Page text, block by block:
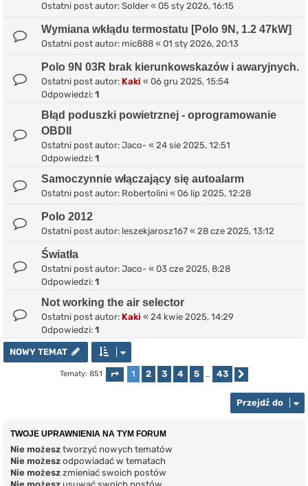
Ostatni post autor: Solder « 05 sty 2026, 16:15
Wymiana wkłądu termostatu [Polo 9N, 1.2 47kW]
Ostatni post autor: mic888 « 01 sty 2026, 20:13
Polo 9N 03R brak kierunkowskazów i awaryjnych.
Ostatni post autor: Kaki « 06 gru 2025, 15:54
Odpowiedzi: 1
Błąd poduszki powietrznej - oprogramowanie
OBDII
Ostatni post autor: Jaco- « 24 sie 2025, 12:51
Odpowiedzi: 1
Samoczynnie włączający się autoalarm
Ostatni post autor: Robertolini « 06 lip 2025, 12:28
Polo 2012
Ostatni post autor: leszekjarosz167 « 28 cze 2025, 13:12
Światła
Ostatni post autor: Jaco- « 03 cze 2025, 8:28
Odpowiedzi: 1
Not working the air selector
Ostatni post autor: Kaki « 24 kwie 2025, 14:29
Odpowiedzi: 1
NOWY TEMAT
Tematy: 851 Strona z43
1 2 3 4 5 … 43
Przejdź do
TWOJE UPRAWNIENIA NA TYM FORUM
Nie możesz tworzyć nowych tematów
Nie możesz odpowiadać w tematach
Nie możesz zmieniać swoich postów